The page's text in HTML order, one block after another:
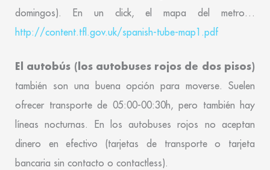
domingos). En un click, el mapa del metro…
http://content.tfl.gov.uk/spanish-tube-map1.pdf
El autobús (los autobuses rojos de dos pisos)
también son una buena opción para moverse. Suelen
ofrecer transporte de 05:00-00:30h, pero también hay
líneas nocturnas. En los autobuses rojos no aceptan
dinero en efectivo (tarjetas de transporte o tarjeta
bancaria sin contacto o contactless).